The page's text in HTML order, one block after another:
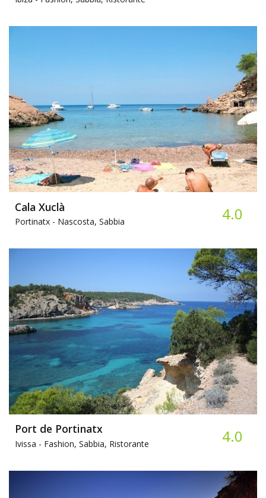
Cala Xuclà
Portinatx - Nascosta, Sabbia 4.0
Port de Portinatx
Ivissa - Fashion, Sabbia, Ristorante 4.0